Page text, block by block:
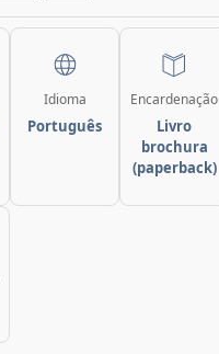
Idioma
Português
Encardenação
Livro
brochura
(paperback)